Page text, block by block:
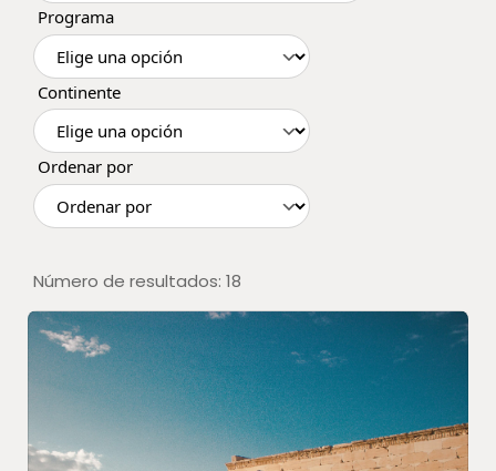
Programa
Continente
Ordenar por
Número de resultados: 18